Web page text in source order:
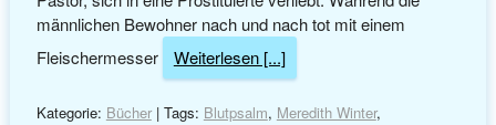
männlichen Bewohner nach und nach tot mit einem
Fleischermesser
Weiterlesen [...]
Kategorie: Bücher| Tags: Blutpsalm, Meredith Winter,